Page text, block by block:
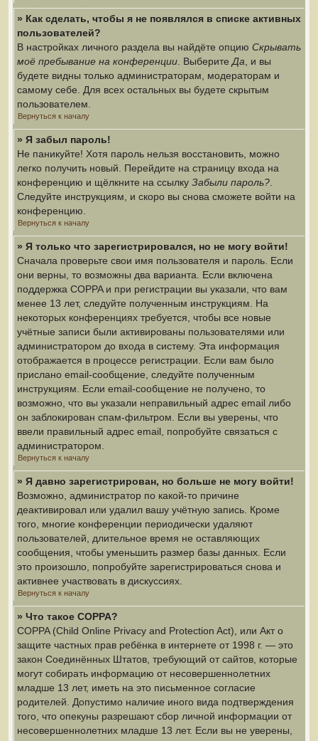
» Как сделать, чтобы я не появлялся в списке активных
пользователей?
В настройках личного раздела вы найдёте опцию Скрывать
моё пребывание на конференции . Выберите Да , и вы
будете видны только администраторам, модераторам и
самому себе. Для всех остальных вы будете скрытым
пользователем.
Вернуться к началу
» Я забыл пароль!
Не паникуйте! Хотя пароль нельзя восстановить, можно
легко получить новый. Перейдите на страницу входа на
конференцию и щёлкните на ссылку Забыли пароль?
Следуйте инструкциям, и скоро вы снова сможете войти на
конференцию.
Вернуться к началу
» Я только что зарегистрировался, но не могу войти!
Сначала проверьте свои имя пользователя и пароль. Если
они верны, то возможны два варианта. Если включена
поддержка COPPA и при регистрации вы указали, что вам
менее 13 лет, следуйте полученным инструкциям. На
некоторых конференциях требуется, чтобы все новые
учётные записи были активированы пользователями или
администратором до входа в систему. Эта информация
отображается в процессе регистрации. Если вам было
прислано email-сообщение, следуйте полученным
инструкциям. Если email-сообщение не получено, то
возможно, что вы указали неправильный адрес email либо
он заблокирован спам-фильтром. Если вы уверены, что
ввели правильный адрес email, попробуйте связаться с
администратором.
Вернуться к началу
» Я давно зарегистрирован, но больше не могу войти!
Возможно, администратор по какой-то причине
деактивировал или удалил вашу учётную запись. Кроме
того, многие конференции периодически удаляют
пользователей, длительное время не оставляющих
сообщения, чтобы уменьшить размер базы данных. Если
это произошло, попробуйте зарегистрироваться снова и
активнее участвовать в дискуссиях.
Вернуться к началу
» Что такое COPPA?
COPPA (Child Online Privacy and Protection Act), или Акт о
защите частных прав ребёнка в интернете от 1998 г. — это
закон Соединённых Штатов, требующий от сайтов, которые
могут собирать информацию от несовершеннолетних
младше 13 лет, иметь на это письменное согласие
родителей. Допустимо наличие иного вида подтверждения
того, что опекуны разрешают сбор личной информации от
несовершеннолетних младше 13 лет. Если вы не уверены,